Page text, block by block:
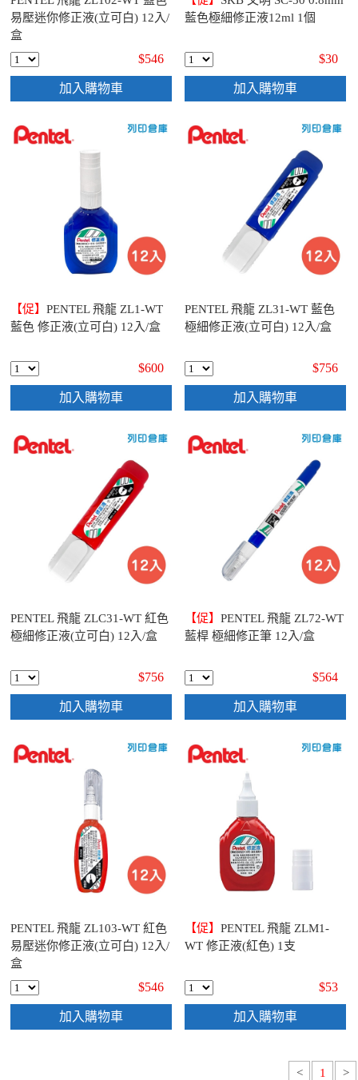
易壓迷你修正液(立可白) 12入/
盒
$546
加入購物車
藍色極細修正液12ml 1個
$30
加入購物車
【促】PENTEL 飛龍 ZL1-WT
藍色 修正液(立可白) 12入/盒
$600
加入購物車
PENTEL 飛龍 ZL31-WT 藍色
極細修正液(立可白) 12入/盒
$756
加入購物車
PENTEL 飛龍 ZLC31-WT 紅色
極細修正液(立可白) 12入/盒
$756
加入購物車
【促】PENTEL 飛龍 ZL72-WT
藍桿 極細修正筆 12入/盒
$564
加入購物車
PENTEL 飛龍 ZL103-WT 紅色
易壓迷你修正液(立可白) 12入/
盒
$546
加入購物車
【促】PENTEL 飛龍 ZLM1-
WT 修正液(紅色) 1支
$53
加入購物車
< 1 >